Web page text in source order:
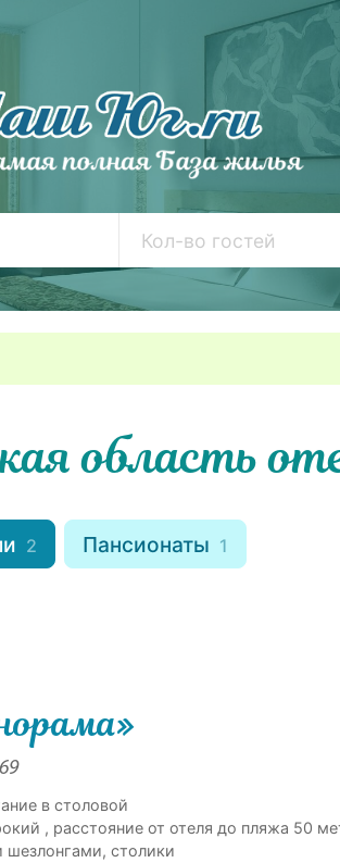
область
2 Пансионаты 1
в столовой
, расстояние от отеля до пляжа 50
шезлонгами, столики